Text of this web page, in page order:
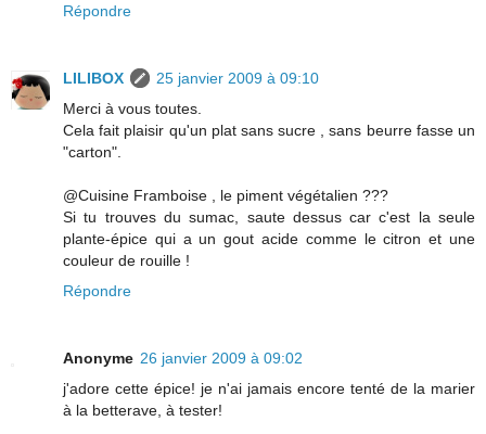
Répondre
LILIBOX
25 janvier 2009 à 09:10
Merci à vous toutes.
Cela fait plaisir qu'un plat sans sucre , sans beurre fasse un
"carton".
@Cuisine Framboise , le piment végétalien ???
Si tu trouves du sumac, saute dessus car c'est la seule
plante-épice qui a un gout acide comme le citron et une
couleur de rouille !
Répondre
Anonyme 26 janvier 2009 à 09:02
j'adore cette épice! je n'ai jamais encore tenté de la marier
à la betterave, à tester!